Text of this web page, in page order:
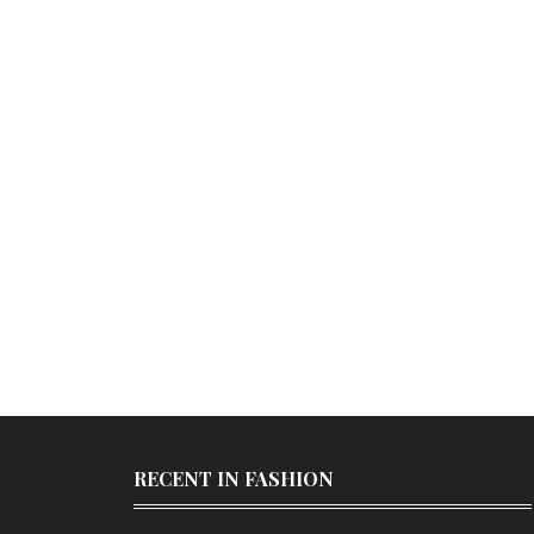
RECENT IN FASHION